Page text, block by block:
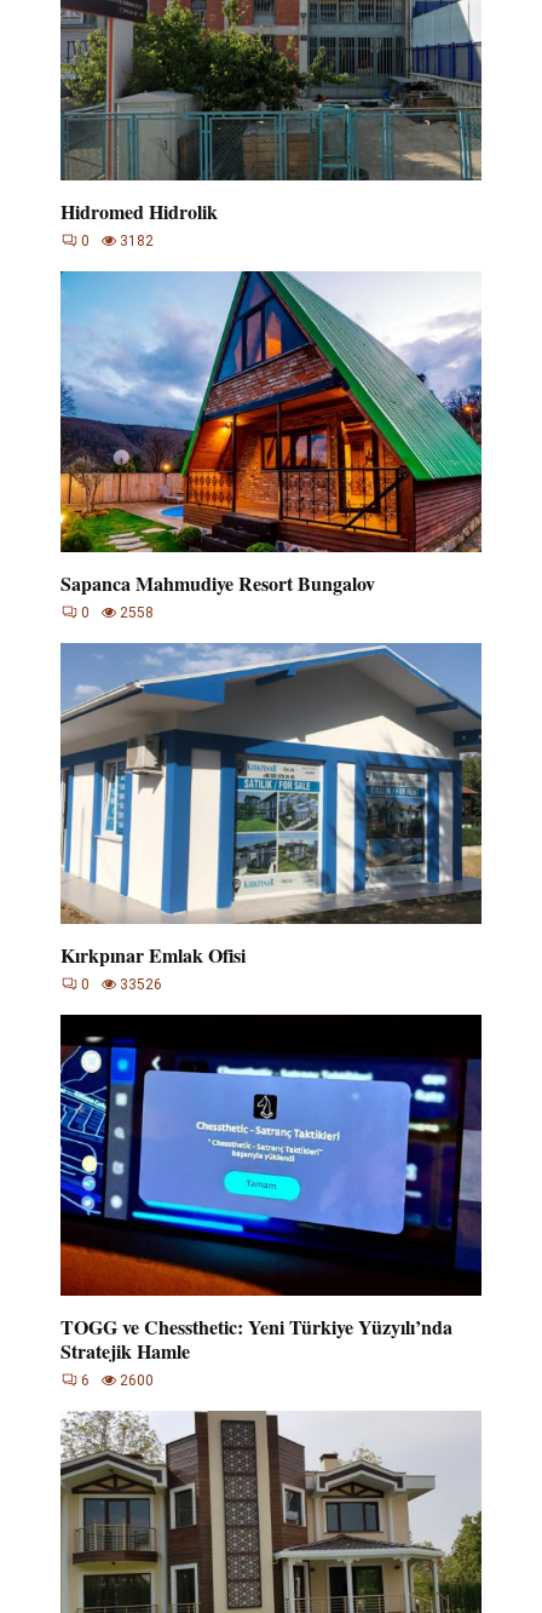
Hidromed Hidrolik
0 3182
Sapanca Mahmudiye Resort Bungalov
0 2558
Kırkpınar Emlak Ofisi
0 33526
TOGG ve Chessthetic: Yeni Türkiye Yüzyılı’nda
Stratejik Hamle
6 2600